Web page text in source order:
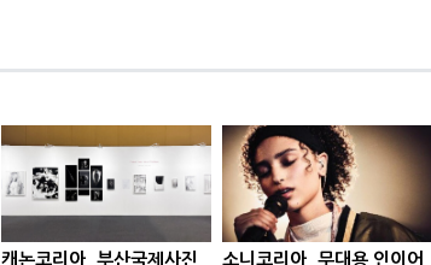
캐논코리아, 부산국제사진 소니코리아, 무대용 인이어